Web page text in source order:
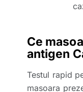
Ce
antigen
Testul rapid
masoara